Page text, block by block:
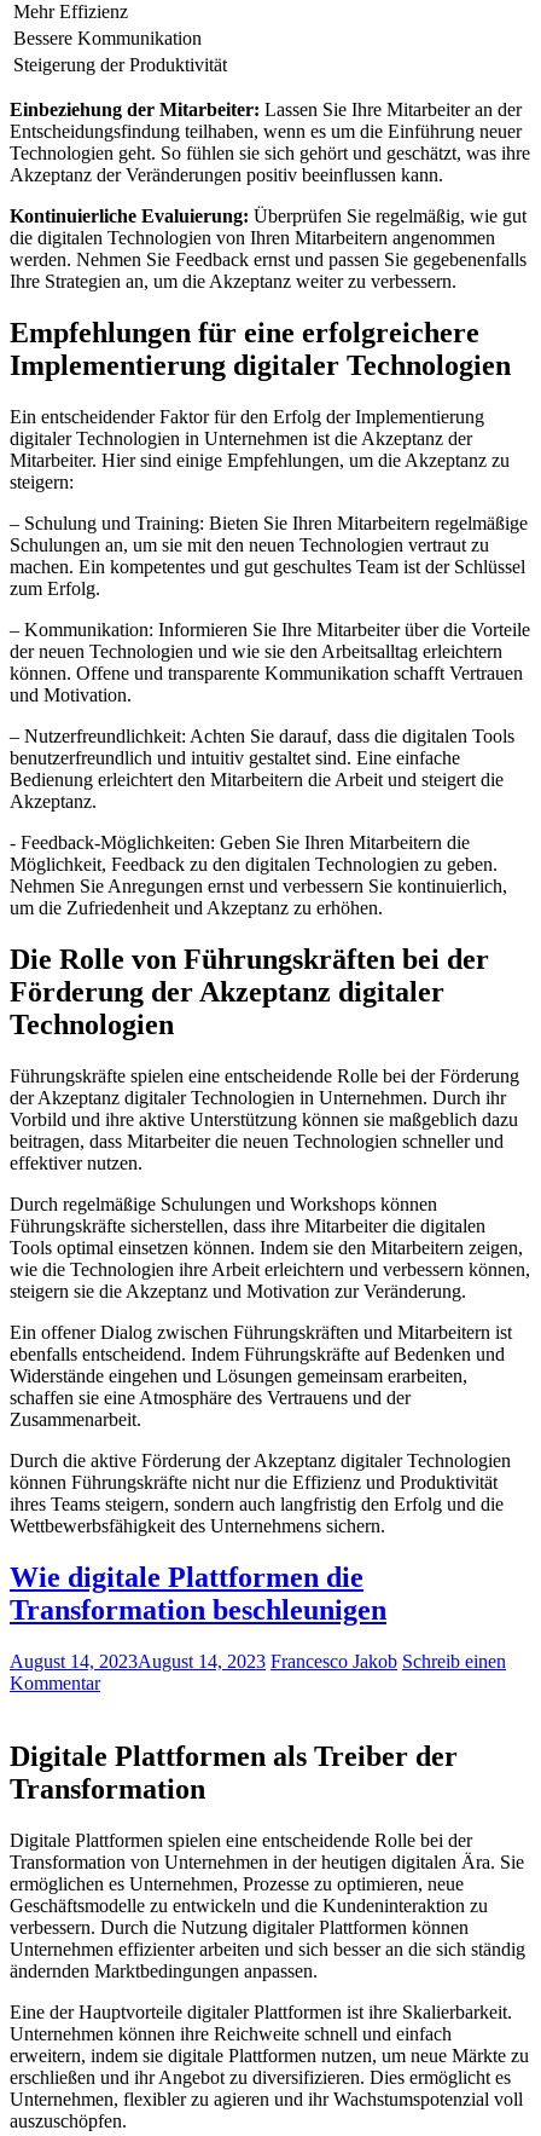
Mehr‌ Effizienz
Bessere Kommunikation
Steigerung der Produktivität
Einbeziehung der Mitarbeiter: Lassen Sie Ihre Mitarbeiter an ⁢der
Entscheidungsfindung teilhaben,​ wenn es um die Einführung neuer​
Technologien geht. So fühlen sie sich gehört und ⁤geschätzt, ‍was ihre‌
Akzeptanz‍ der Veränderungen positiv ​beeinflussen kann.
Kontinuierliche⁤ Evaluierung: Überprüfen Sie regelmäßig,​ wie gut​
die digitalen Technologien von Ihren ​Mitarbeitern angenommen⁤
werden. Nehmen⁤ Sie Feedback ernst​ und passen Sie gegebenenfalls
Ihre Strategien‍ an, um die Akzeptanz weiter zu⁣ verbessern.
Empfehlungen ‍für eine erfolgreichere
Implementierung digitaler ‌Technologien
Ein entscheidender‌ Faktor‍ für ⁢den Erfolg der Implementierung
⁣digitaler​ Technologien in‌ Unternehmen ist⁤ die Akzeptanz der
Mitarbeiter. Hier sind einige Empfehlungen, um die ‌Akzeptanz‌ zu
steigern:
– Schulung ⁢und Training: Bieten Sie Ihren​ Mitarbeitern regelmäßige
Schulungen an, um⁣ sie mit den neuen Technologien vertraut zu
machen. Ein kompetentes und gut geschultes‌ Team‌ ist der ⁤Schlüssel
zum Erfolg.
– ‍Kommunikation: Informieren Sie Ihre⁤ Mitarbeiter über die Vorteile
der neuen Technologien und wie⁢ sie den⁤ Arbeitsalltag erleichtern
können. Offene und‍ transparente Kommunikation‌ schafft Vertrauen ​
und Motivation.
– Nutzerfreundlichkeit: Achten Sie darauf, dass die digitalen Tools
⁤benutzerfreundlich und intuitiv gestaltet sind.⁤ Eine einfache
Bedienung erleichtert den Mitarbeitern die Arbeit ‍und ⁣steigert ⁤die
Akzeptanz.
-​ Feedback-Möglichkeiten: Geben Sie Ihren⁤ Mitarbeitern ⁣die
Möglichkeit,⁢ Feedback zu den⁤ digitalen ⁢Technologien zu geben.
Nehmen Sie Anregungen⁣ ernst und verbessern Sie kontinuierlich,
um⁣ die Zufriedenheit und Akzeptanz⁣ zu erhöhen.
Die Rolle von⁣ Führungskräften bei der
Förderung der Akzeptanz digitaler
Technologien
Führungskräfte spielen eine entscheidende Rolle bei⁣ der Förderung
⁢der ‍Akzeptanz digitaler Technologien in Unternehmen. Durch ihr​
Vorbild und ‍ihre aktive‍ Unterstützung können ⁤sie maßgeblich ⁤dazu
⁣beitragen, dass Mitarbeiter die neuen ⁢Technologien schneller und
effektiver nutzen.
Durch regelmäßige⁢ Schulungen und​ Workshops ‍können
Führungskräfte sicherstellen, dass ihre Mitarbeiter die ‍digitalen
Tools optimal einsetzen⁢ können. Indem sie den Mitarbeitern zeigen,
wie die Technologien ihre Arbeit ⁤erleichtern und verbessern ‍können,⁢
steigern sie⁣ die Akzeptanz und⁤ Motivation zur Veränderung.
Ein offener Dialog zwischen Führungskräften und ‌Mitarbeitern⁤ ist
ebenfalls entscheidend. Indem Führungskräfte​ auf Bedenken und
Widerstände⁢ eingehen und Lösungen ⁤gemeinsam erarbeiten,
schaffen sie eine Atmosphäre des Vertrauens und der
‌Zusammenarbeit.
Durch die aktive Förderung der Akzeptanz digitaler ⁢Technologien
können Führungskräfte nicht nur die Effizienz und​ Produktivität
ihres Teams ⁢steigern,‌ sondern auch langfristig den Erfolg und die ​
Wettbewerbsfähigkeit des Unternehmens ‌sichern.
Wie digitale Plattformen die
Transformation beschleunigen
August 14, 2023August 14, 2023 Francesco Jakob Schreib einen
Kommentar
Digitale ⁢Plattformen als Treiber der
Transformation
Digitale Plattformen spielen eine entscheidende ⁢Rolle ‍bei der
Transformation von Unternehmen in ​der heutigen digitalen Ära. Sie
ermöglichen es Unternehmen, Prozesse zu optimieren, neue
Geschäftsmodelle zu entwickeln und die Kundeninteraktion‍ zu
‍verbessern. Durch die Nutzung digitaler⁤ Plattformen können
Unternehmen⁢ effizienter arbeiten‍ und sich besser‍ an die sich ständig
ändernden Marktbedingungen anpassen.
Eine ⁢der Hauptvorteile digitaler Plattformen ist ihre ‍Skalierbarkeit.
Unternehmen können ihre Reichweite schnell und einfach
erweitern, indem sie digitale Plattformen nutzen, um neue ‌Märkte zu
erschließen‍ und ihr ⁤Angebot zu diversifizieren. Dies ⁢ermöglicht es
⁤Unternehmen, flexibler zu agieren und ihr Wachstumspotenzial​ voll
auszuschöpfen.